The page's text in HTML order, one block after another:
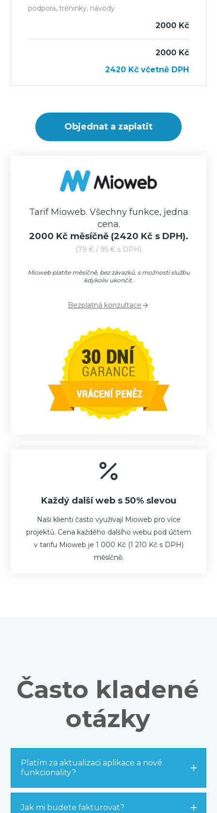
podpora, tréninky, návody
2000 Kč
2000 Kč
2420Kčvčetně DPH
Tarif Mioweb. Všechny funkce, jedna
cena.
2000 Kč měsíčně(2420 Kč s DPH).
(79 € / 95 € s DPH)
Mioweb platíte měsíčně, bez závazků, s možností službu
kdykoliv ukončit.
Bezplatná konzultace
Každý další web s 50% slevou
Naši klienti často využívají Mioweb pro více
projektů. Cena každého dalšího webu pod účtem
v tarifu Mioweb je 1 000 Kč (1 210 Kč s DPH)
měsíčně.
Často kladené
otázky
Platím za aktualizaci aplikace a nové
funkcionality?
Jak mi budete fakturovat?